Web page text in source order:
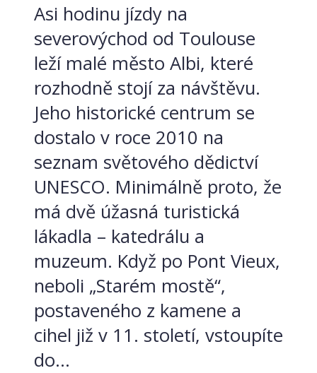
Asi hodinu jízdy na
severovýchod od Toulouse
leží malé město Albi, které
rozhodně stojí za návštěvu.
Jeho historické centrum se
dostalo v roce 2010 na
seznam světového dědictví
UNESCO. Minimálně proto, že
má dvě úžasná turistická
lákadla – katedrálu a
muzeum. Když po Pont Vieux,
neboli „Starém mostě“,
postaveného z kamene a
cihel již v 11. století, vstoupíte
do...